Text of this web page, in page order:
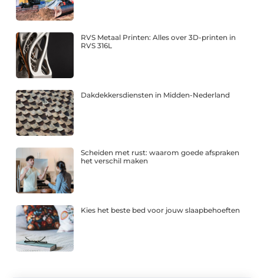
RVS Metaal Printen: Alles over 3D-printen in
RVS 316L
Dakdekkersdiensten in Midden-Nederland
Scheiden met rust: waarom goede afspraken
het verschil maken
Kies het beste bed voor jouw slaapbehoeften